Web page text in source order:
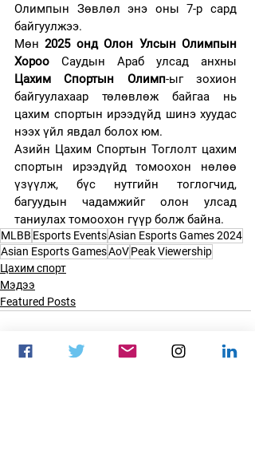
Олимпын Зөвлөл энэ оны 7-р сард
байгуулжээ.
Мөн 2025 онд Олон Улсын Олимпын
Хороо
Цахим Спортын Олимп-ыг зохион
байгуулахаар төлөвлөж байгаа нь
цахим спортын ирээдүйд шинэ хуудас
нээх үйл явдал болох юм.
Азийн Цахим Спортын Тоглолт цахим
спортын ирээдүйд томоохон нөлөө
үзүүлж, бүс нутгийн тоглогчид,
багуудын чадамжийг олон улсад
таниулах томоохон гүүр болж байна.
MLBB Esports EventsAsian Esports Games 2024
Asian Esports GamesAoVPeak Viewership
Цахим спорт
Мэдээ
Featured Posts